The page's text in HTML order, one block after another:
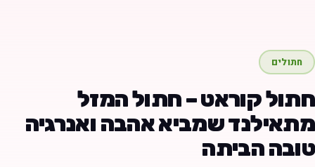
חתולים
קוראט – חתול המזל
שמביא אהבה ואנרגיה
הביתה